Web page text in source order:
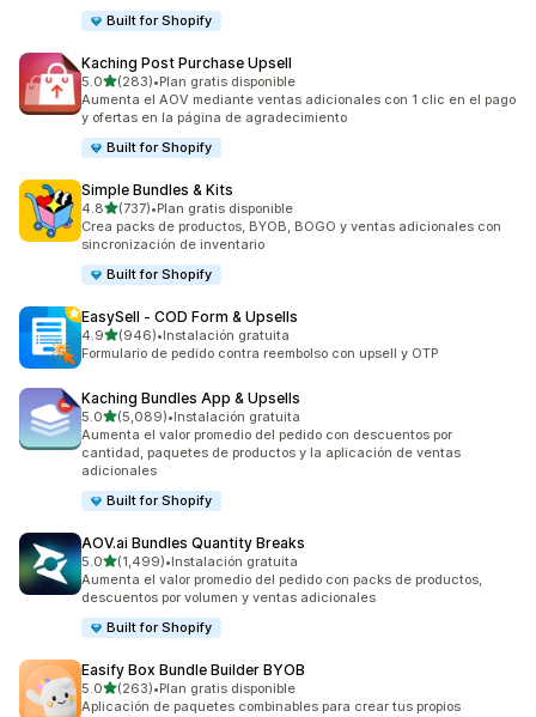
Built for Shopify
Kaching Post Purchase Upsell
5.0de 5 estrellas
(283)
283 reseñas en total
•Plan gratis disponible
Aumenta el AOV mediante ventas adicionales con 1 clic en el pago
y ofertas en la página de agradecimiento
Built for Shopify
Simple Bundles & Kits
4.8de 5 estrellas
(737)
737 reseñas en total
•Plan gratis disponible
Crea packs de productos, BYOB, BOGO y ventas adicionales con
sincronización de inventario
Built for Shopify
EasySell ‑ COD Form & Upsells
4.9de 5 estrellas
(946)
946 reseñas en total
•Instalación gratuita
Formulario de pedido contra reembolso con upsell y OTP
Kaching Bundles App & Upsells
5.0de 5 estrellas
(5,089)
5089 reseñas en total
•Instalación gratuita
Aumenta el valor promedio del pedido con descuentos por
cantidad, paquetes de productos y la aplicación de ventas
adicionales
Built for Shopify
AOV.ai Bundles Quantity Breaks
5.0de 5 estrellas
(1,499)
1499 reseñas en total
•Instalación gratuita
Aumenta el valor promedio del pedido con packs de productos,
descuentos por volumen y ventas adicionales
Built for Shopify
Easify Box Bundle Builder BYOB
5.0de 5 estrellas
(263)
263 reseñas en total
•Plan gratis disponible
Aplicación de paquetes combinables para crear tus propios